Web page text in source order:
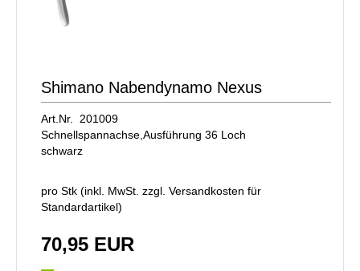
Shimano Nabendynamo Nexus
Art.Nr. 201009
Schnellspannachse,Ausführung 36 Loch
schwarz
pro Stk (inkl. MwSt. zzgl. Versandkosten für
Standardartikel)
70,95 EUR